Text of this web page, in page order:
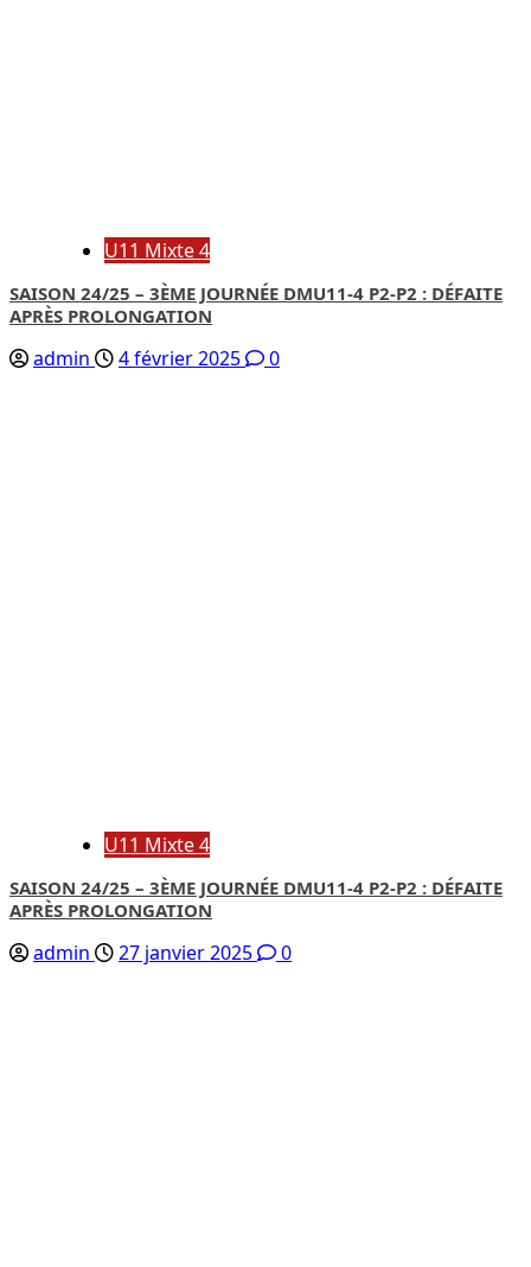
U11 Mixte 4
SAISON 24/25 – 3ÈME JOURNÉE DMU11-4 P2-P2 : DÉFAITE
APRÈS PROLONGATION
admin 4 février 2025 0
U11 Mixte 4
SAISON 24/25 – 3ÈME JOURNÉE DMU11-4 P2-P2 : DÉFAITE
APRÈS PROLONGATION
admin 27 janvier 2025 0